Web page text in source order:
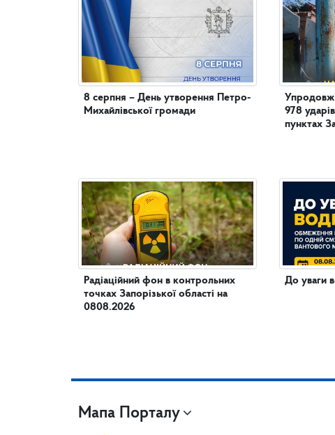
8 серпня – День утворення Петро-
Михайлівської громади
Радіаційний фон в контрольних
точках Запорізької області на
0808.2026
Упродовж
978
пунктах
До уваги
Мапа Порталу